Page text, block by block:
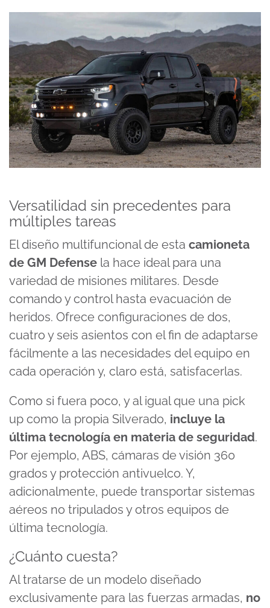
Versatilidad sin precedentes para
múltiples tareas
El diseño multifuncional de esta camioneta
de GM Defense la hace ideal para una
variedad de misiones militares. Desde
comando y control hasta evacuación de
heridos. Ofrece configuraciones de dos,
cuatro y seis asientos con el fin de adaptarse
fácilmente a las necesidades del equipo en
cada operación y, claro está, satisfacerlas.
Como si fuera poco, y al igual que una pick
up como la propia Silverado, incluye la
última tecnología en materia de seguridad.
Por ejemplo, ABS, cámaras de visión 360
grados y protección antivuelco. Y,
adicionalmente, puede transportar sistemas
aéreos no tripulados y otros equipos de
última tecnología.
¿Cuánto cuesta?
Al tratarse de un modelo diseñado
exclusivamente para las fuerzas armadas, no